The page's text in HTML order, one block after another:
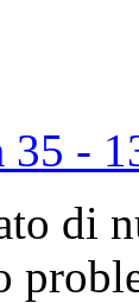
35 -
di